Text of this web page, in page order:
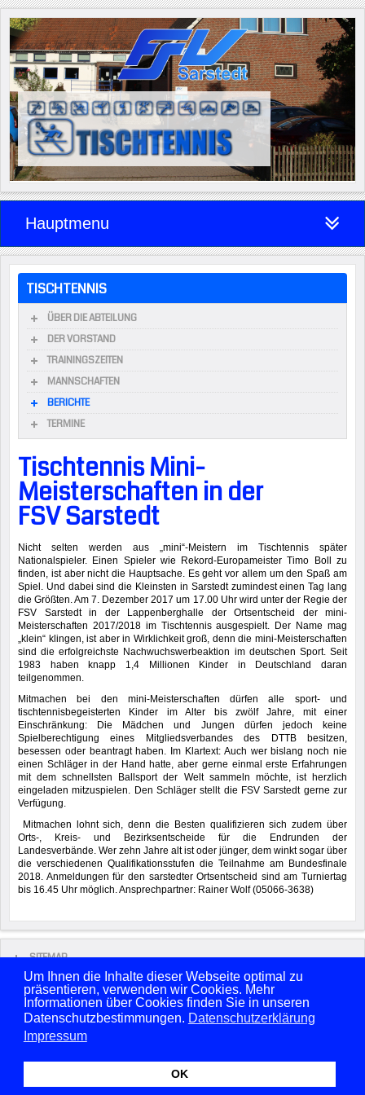
Um Ihnen die Inhalte dieser Webseite optimal zu
präsentieren, verwenden wir Cookies. Mehr
Informationen über Cookies finden Sie in unseren
Datenschutzbestimmungen. Datenschutzerklärung
Impressum
OK
Hauptmenu
TISCHTENNIS
ÜBER DIE ABTEILUNG
DER VORSTAND
TRAININGSZEITEN
MANNSCHAFTEN
BERICHTE
TERMINE
Tischtennis Mini-
Meisterschaften in der
FSV Sarstedt
Nicht selten werden aus „mini“-Meistern im Tischtennis später
Nationalspieler. Einen Spieler wie Rekord-Europameister Timo Boll zu
finden, ist aber nicht die Hauptsache. Es geht vor allem um den Spaß am
Spiel. Und dabei sind die Kleinsten in Sarstedt zumindest einen Tag lang
die Größten. Am 7. Dezember 2017 um 17.00 Uhr wird unter der Regie der
FSV Sarstedt in der Lappenberghalle der Ortsentscheid der mini-
Meisterschaften 2017/2018 im Tischtennis ausgespielt. Der Name mag
„klein“ klingen, ist aber in Wirklichkeit groß, denn die mini-Meisterschaften
sind die erfolgreichste Nachwuchswerbeaktion im deutschen Sport. Seit
1983 haben knapp 1,4 Millionen Kinder in Deutschland daran
teilgenommen.
Mitmachen bei den mini-Meisterschaften dürfen alle sport- und
tischtennisbegeisterten Kinder im Alter bis zwölf Jahre, mit einer
Einschränkung: Die Mädchen und Jungen dürfen jedoch keine
Spielberechtigung eines Mitgliedsverbandes des DTTB besitzen,
besessen oder beantragt haben. Im Klartext: Auch wer bislang noch nie
einen Schläger in der Hand hatte, aber gerne einmal erste Erfahrungen
mit dem schnellsten Ballsport der Welt sammeln möchte, ist herzlich
eingeladen mitzuspielen. Den Schläger stellt die FSV Sarstedt gerne zur
Verfügung.
Mitmachen lohnt sich, denn die Besten qualifizieren sich zudem über
Orts-, Kreis- und Bezirksentscheide für die Endrunden der
Landesverbände. Wer zehn Jahre alt ist oder jünger, dem winkt sogar über
die verschiedenen Qualifikationsstufen die Teilnahme am Bundesfinale
2018. Anmeldungen für den sarstedter Ortsentscheid sind am Turniertag
bis 16.45 Uhr möglich. Ansprechpartner: Rainer Wolf (05066-3638)
SITEMAP
Copyright © 2026 FSV Sarstedt von 1861 e.V. Alle Rechte vorbehalten.
Benutzername
Passwort